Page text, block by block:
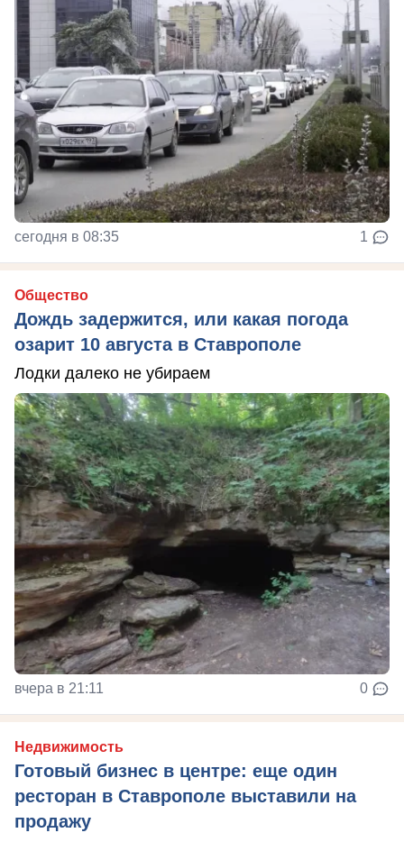
сегодня в 08:35 1
Общество
Дождь задержится, или какая погода
озарит 10 августа в Ставрополе
Лодки далеко не убираем
вчера в 21:11 0
Недвижимость
Готовый бизнес в центре: еще один
ресторан в Ставрополе выставили на
продажу